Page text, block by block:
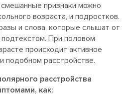
признаки можно
возраста, и подростков.
и слова, которые слышат от
При половом
происходит активное
подобном расстройстве.
расстройства
как: